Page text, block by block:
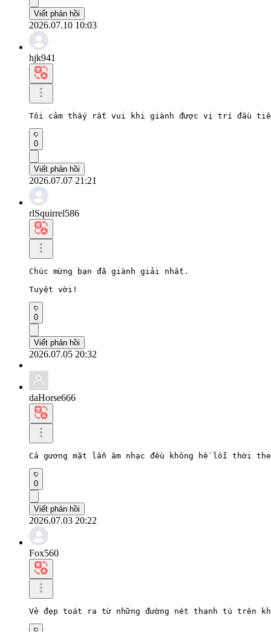
Viết phản hồi
2026.07.10 10:03
hjk941
Tôi cảm thấy rất vui khi giành được vị trí đầu tiên
0
Viết phản hồi
2026.07.07 21:21
rlSquirrel586
Chúc mừng bạn đã giành giải nhất.
Tuyệt vời!
0
Viết phản hồi
2026.07.05 20:32
daHorse666
Cả gương mặt lẫn âm nhạc đều không hề lỗi thời
0
Viết phản hồi
2026.07.03 20:22
Fox560
Vẻ đẹp toát ra từ những đường nét thanh tú trên